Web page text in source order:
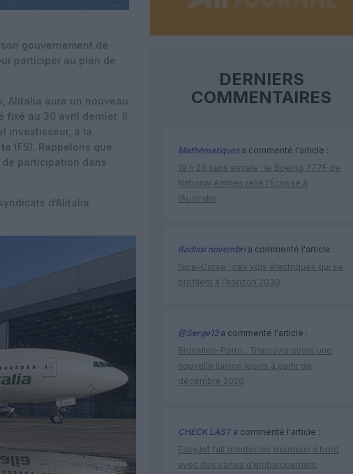
gouvernement de
participer au plan de
Alitalia aura un nouveau
fixé au 30 avril dernier. Il
investisseur, à la
(FS). Rappelons que
participation dans
d’Alitalia
DERNIERS
COMMENTAIRES
Mathématiquesa commenté l'article :
19 h 23 sans escale : le Boeing 777F de
National Airlines relie l’Écosse à
l’Australie
Badissi novembria commenté l'article :
Nice–Corse : ces vols électriques qui se
profilent à l’horizon 2030
@Serge13a commenté l'article :
Bruxelles–Porto : Transavia ouvre une
nouvelle liaison loisirs à partir de
décembre 2026
CHECK LASTa commenté l'article :
EasyJet fait monter les doudous à bord
avec des cartes d’embarquement